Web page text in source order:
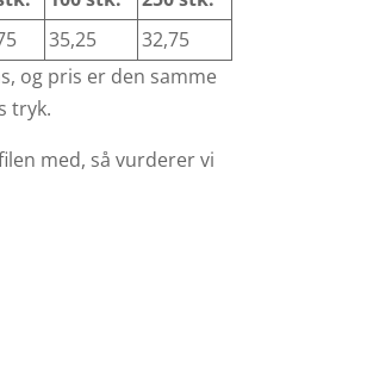
35,25
32,75
og pris er den samme
tryk.
med, så vurderer vi